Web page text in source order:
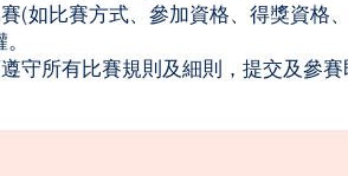
(如比賽方式、參加資格、得獎資格
守所有比賽規則及細則，提交及參賽